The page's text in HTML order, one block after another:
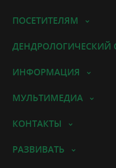
ПОСЕТИТЕЛЯМ
ДЕНДРОЛОГИЧЕСКИЙ
ИНФОРМАЦИЯ
МУЛЬТИМЕДИА
КОНТАКТЫ
РАЗВИВАТЬ